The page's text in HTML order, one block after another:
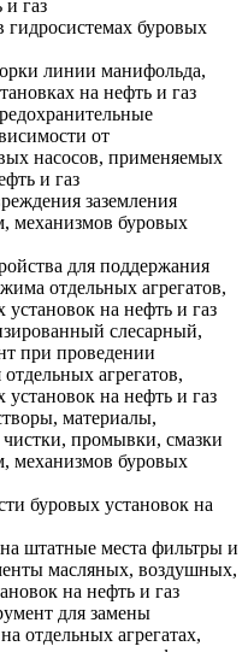
и газ
гидросистемах буровых
линии манифольда,
на нефть и газ
от
насосов, применяемых
и газ
заземления
механизмов буровых
для поддержания
отдельных агрегатов,
на нефть и газ
слесарный,
при проведении
агрегатов,
на нефть и газ
материалы,
чистки, промывки, смазки
механизмов буровых
буровых установок на
штатные места фильтры и
масляных, воздушных,
на нефть и газ
для замены
отдельных агрегатах,